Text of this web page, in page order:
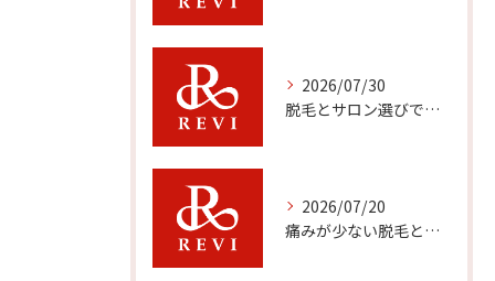
2026/07/30
脱毛とサロン選びで三重県で後悔しないための料金や通いやすさ比較ガイド
2026/07/20
痛みが少ない脱毛と肌に優しいハーブピーリングの効果